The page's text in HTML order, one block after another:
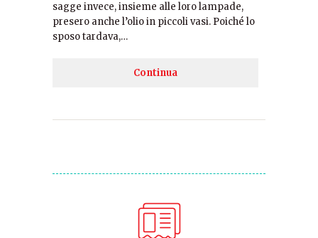
sagge invece, insieme alle loro lampade,
presero anche l’olio in piccoli vasi. Poiché lo
sposo tardava,…
Continua